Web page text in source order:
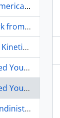
Tríptico
America.
exhibit. Articulo.
Folleto
Folleto
la cultura.